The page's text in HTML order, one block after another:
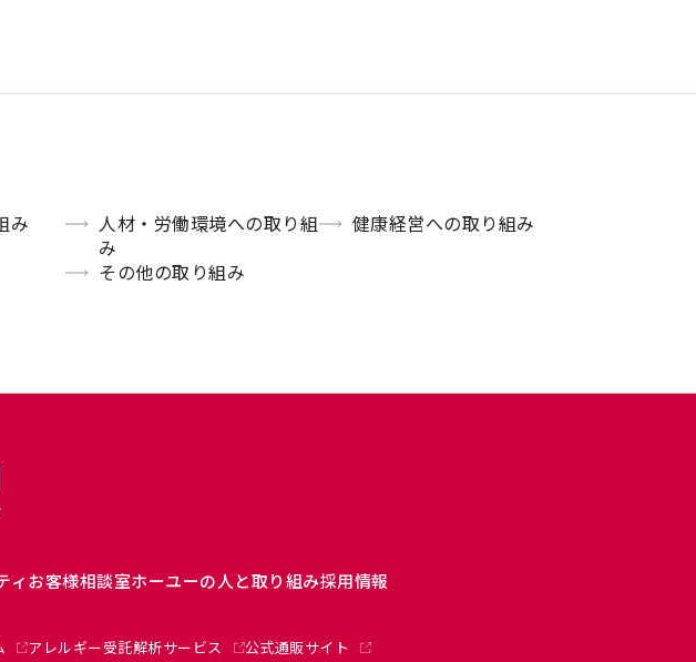
み
人材・労働環境への取り組
み
健康経営への取り組み
その他の取り組み
ィお客様相談室ホーユーの人と取り組み採用情報
アレルギー受託解析サービス 公式通販サイト